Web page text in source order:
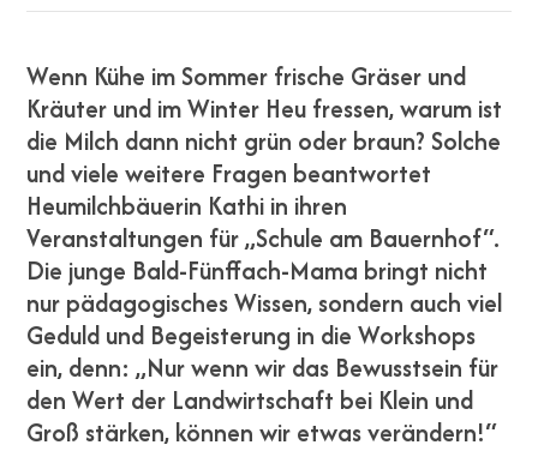
Wenn Kühe im Sommer frische Gräser und
Kräuter und im Winter Heu fressen, warum ist
die Milch dann nicht grün oder braun? Solche
und viele weitere Fragen beantwortet
Heumilchbäuerin Kathi in ihren
Veranstaltungen für „Schule am Bauernhof“.
Die junge Bald-Fünffach-Mama bringt nicht
nur pädagogisches Wissen, sondern auch viel
Geduld und Begeisterung in die Workshops
ein, denn: „Nur wenn wir das Bewusstsein für
den Wert der Landwirtschaft bei Klein und
Groß stärken, können wir etwas verändern!“